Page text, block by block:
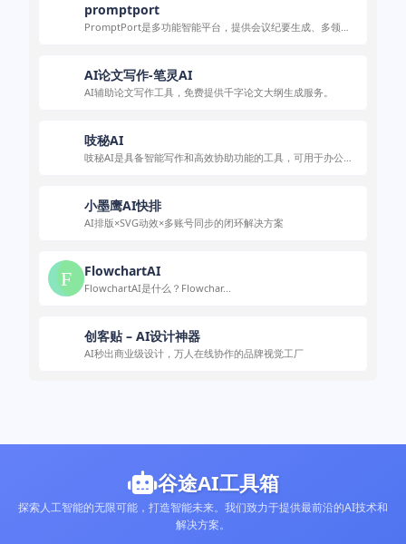
promptport
PromptPort是多功能智能平台，提供会议纪要生成、多领域
AI论文写作-笔灵AI
AI辅助论文写作工具，免费提供千字论文大纲生成服务。
吱秘AI
吱秘AI是具备智能写作和高效协助功能的工具，可用于办公和
小墨鹰AI快排
AI排版×SVG动效×多账号同步的闭环解决方案
FlowchartAI
FlowchartAI是什么？Flowchar...
创客贴 – AI设计神器
AI秒出商业级设计，万人在线协作的品牌视觉工厂
谷途AI工具箱
探索人工智能的无限可能，打造智能未来。我们致力于提供最前沿的AI技术和
解决方案。